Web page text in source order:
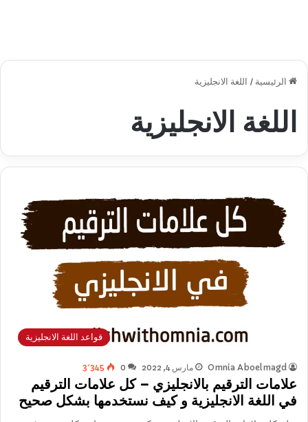
الرئيسية / اللغة الانجليزية
اللغة الانجليزية
قواعد اللغة الانجليزية
Omnia Aboelmagd مارس 4, 2022 0 3٬345
علامات الترقيم بالانجليزي – كل علامات الترقيم
في اللغة الانجليزية و كيف نستخدمها بشكل صحيح